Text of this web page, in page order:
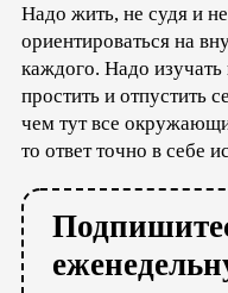
Надо жить, не судя и
ориентироваться на
каждого. Надо
простить и отпустить
чем тут все
то ответ точно в себе